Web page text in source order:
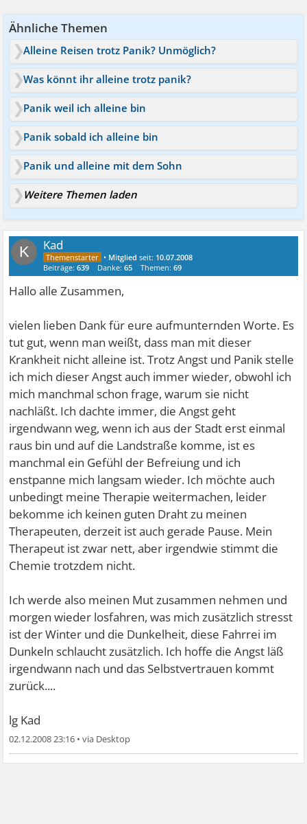
Ähnliche Themen
Alleine Reisen trotz Panik? Unmöglich?
Was könnt ihr alleine trotz panik?
Panik weil ich alleine bin
Panik sobald ich alleine bin
Panik und alleine mit dem Sohn
Weitere Themen laden
K Kad
• Mitglied seit: 10.07.2008
Beiträge:639 Danke:65 Themen:69
Hallo alle Zusammen,
vielen lieben Dank für eure aufmunternden Worte. Es
tut gut, wenn man weißt, dass man mit dieser
Krankheit nicht alleine ist. Trotz Angst und Panik stelle
ich mich dieser Angst auch immer wieder, obwohl ich
mich manchmal schon frage, warum sie nicht
nachläßt. Ich dachte immer, die Angst geht
irgendwann weg, wenn ich aus der Stadt erst einmal
raus bin und auf die Landstraße komme, ist es
manchmal ein Gefühl der Befreiung und ich
enstpanne mich langsam wieder. Ich möchte auch
unbedingt meine Therapie weitermachen, leider
bekomme ich keinen guten Draht zu meinen
Therapeuten, derzeit ist auch gerade Pause. Mein
Therapeut ist zwar nett, aber irgendwie stimmt die
Chemie trotzdem nicht.
Ich werde also meinen Mut zusammen nehmen und
morgen wieder losfahren, was mich zusätzlich stresst
ist der Winter und die Dunkelheit, diese Fahrrei im
Dunkeln schlaucht zusätzlich. Ich hoffe die Angst läß
irgendwann nach und das Selbstvertrauen kommt
zurück....
lg Kad
02.12.2008 23:16 •